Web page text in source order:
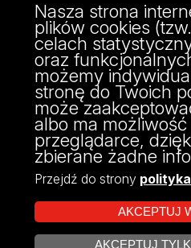
ul. Narutowicza 68, 90-136
NIP: 724 000 32 43
Adres do doręczeń
AE:PL-74796-17640-IHHIV-17
KONTAKT
Nasza strona
plików cookies
celach
oraz
możemy
stronę do Twoich
może
albo ma
przeglądarce,
zbierane żadne
Przejdź do strony
AKCEPTUJ
AKCEPTUJ